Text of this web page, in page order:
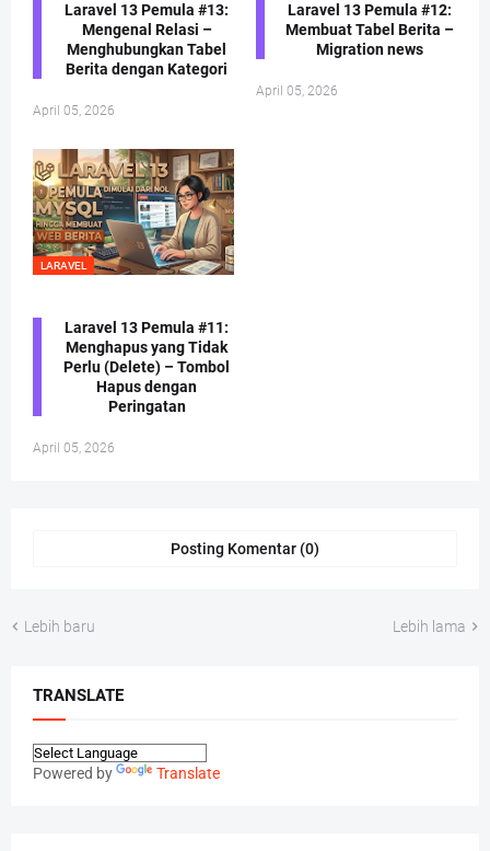
Laravel 13 Pemula #13:
Mengenal Relasi –
Menghubungkan Tabel
Berita dengan Kategori
April 05, 2026
Laravel 13 Pemula #12:
Membuat Tabel Berita –
Migration news
April 05, 2026
LARAVEL
Laravel 13 Pemula #11:
Menghapus yang Tidak
Perlu (Delete) – Tombol
Hapus dengan
Peringatan
April 05, 2026
Posting Komentar (0)
Lebih baru Lebih lama
TRANSLATE
Powered by Translate